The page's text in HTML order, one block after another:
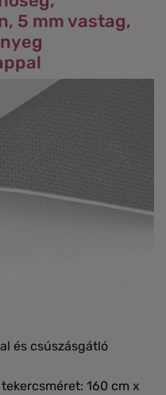
5 mm vastag,
és csúszásgátló
160 cm x